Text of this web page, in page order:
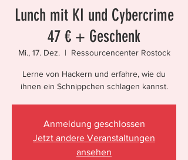
Lunch mit KI und Cybercrime
47 € + Geschenk
Mi., 17. Dez.
  |
Ressourcencenter Rostock
Lerne von Hackern und erfahre, wie du
ihnen ein Schnippchen schlagen kannst.
Anmeldung geschlossen
Jetzt andere Veranstaltungen
ansehen